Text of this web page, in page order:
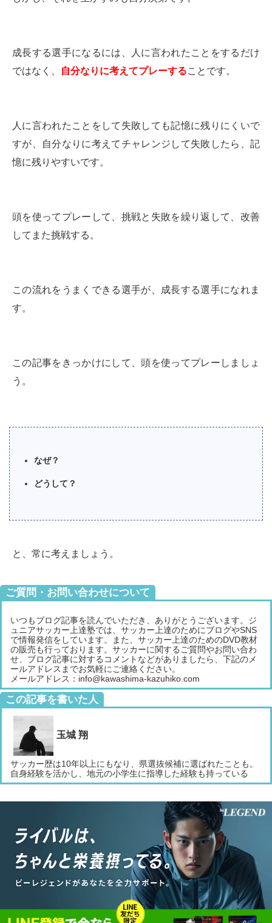
成長する選手になるには、人に言われたことをするだけ
ではなく、
自分なりに考えてプレーすることです。
人に言われたことをして失敗しても記憶に残りにくいで
すが、自分なりに考えてチャレンジして失敗したら、記
憶に残りやすいです。
頭を使ってプレーして、挑戦と失敗を繰り返して、改善
してまた挑戦する。
この流れをうまくできる選手が、成長する選手になれま
す。
この記事をきっかけにして、頭を使ってプレーしましょ
う。
なぜ？
どうして？
と、常に考えましょう。
ご質問・お問い合わせについて
いつもブログ記事を読んでいただき、ありがとうございます。ジ
ュニアサッカー上達塾では、サッカー上達のためにブログやSNS
で情報発信をしています。また、サッカー上達のためのDVD教材
の販売も行っております。サッカーに関するご質問やお問い合わ
せ、ブログ記事に対するコメントなどがありましたら、下記のメ
ールアドレスまでお気軽にご連絡ください。
メールアドレス：info@kawashima-kazuhiko.com
この記事を書いた人
玉城 翔
サッカー歴は10年以上にもなり、県選抜候補に選ばれたことも。
自身経験を活かし、地元の小学生に指導した経験も持っている